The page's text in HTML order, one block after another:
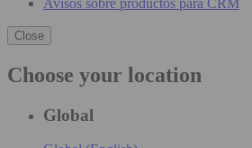
Close
Choose your location
Global